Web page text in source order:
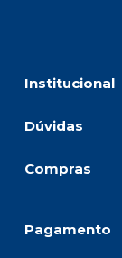
Institucional
Dúvidas
Compras
Pagamento